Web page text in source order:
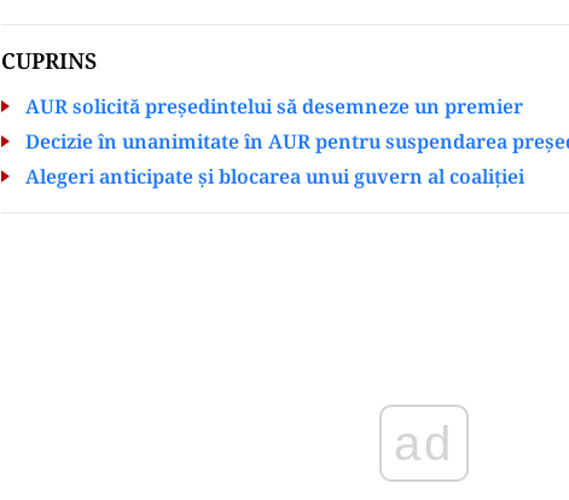
CUPRINS
AUR solicită președintelui să desemneze un premier
Decizie în unanimitate în AUR pentru suspendarea
Alegeri anticipate și blocarea unui guvern al coaliției